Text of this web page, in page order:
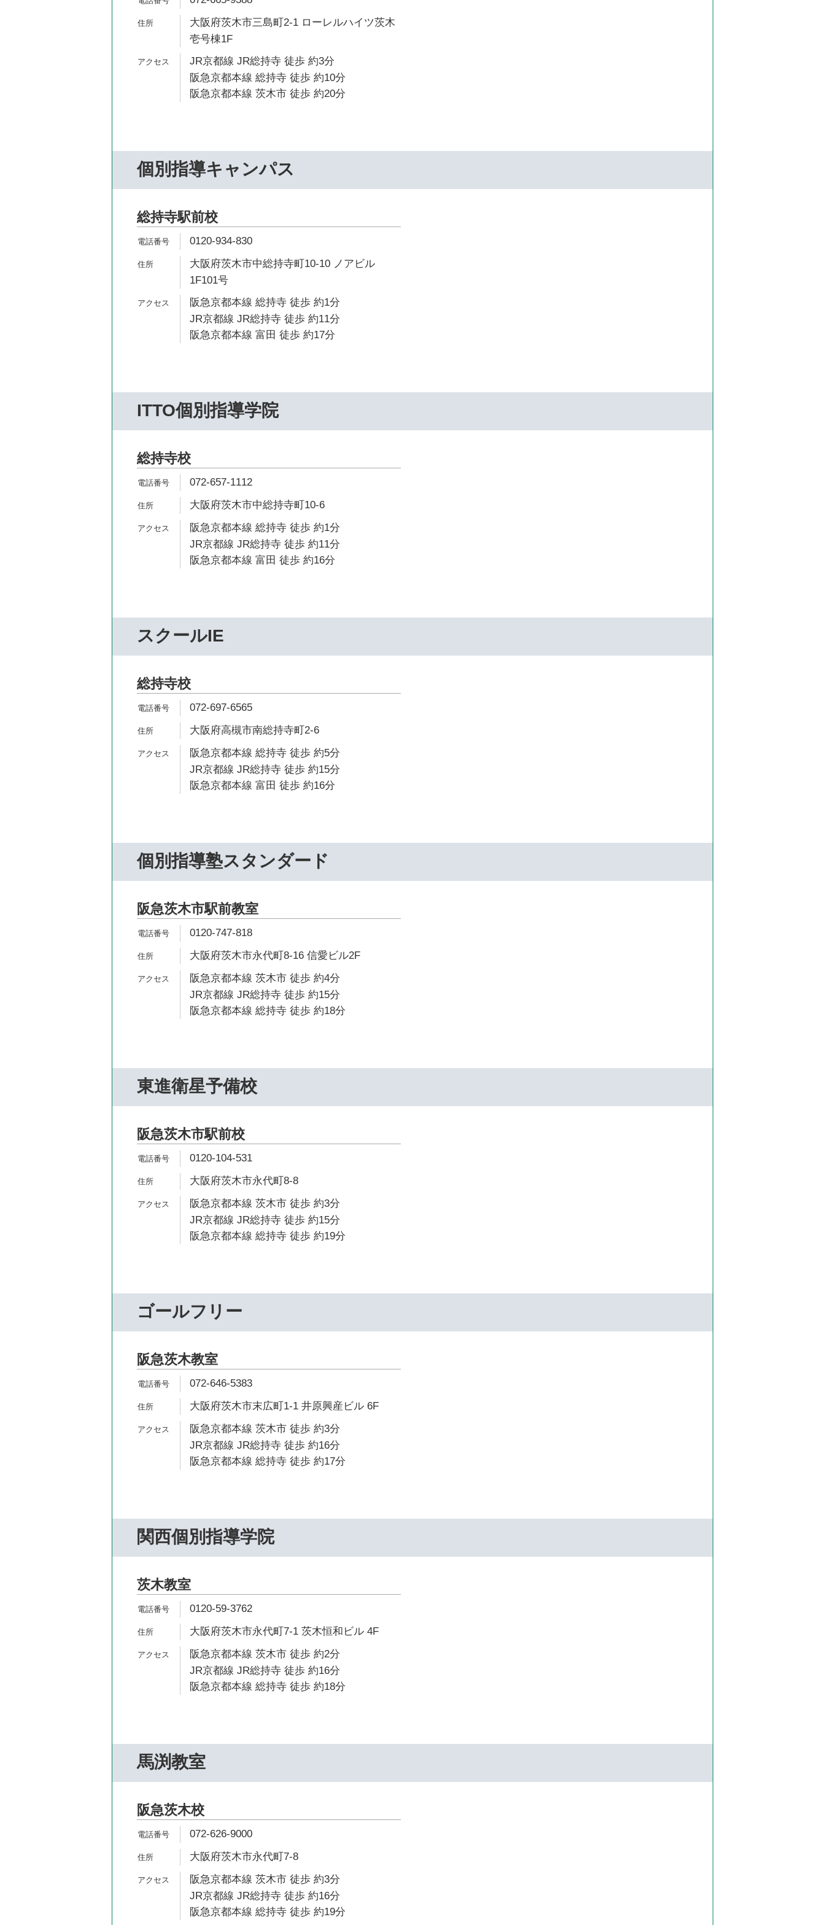
大阪府茨木市三島町2-1 ローレルハイツ茨木
壱号棟1F
JR京都線 JR総持寺 徒歩 約3分
阪急京都本線 総持寺 徒歩 約10分
阪急京都本線 茨木市 徒歩 約20分
個別指導キャンパス
総持寺駅前校
0120-934-830
大阪府茨木市中総持寺町10-10 ノアビル
1F101号
阪急京都本線 総持寺 徒歩 約1分
JR京都線 JR総持寺 徒歩 約11分
阪急京都本線 富田 徒歩 約17分
ITTO個別指導学院
総持寺校
072-657-1112
大阪府茨木市中総持寺町10-6
阪急京都本線 総持寺 徒歩 約1分
JR京都線 JR総持寺 徒歩 約11分
阪急京都本線 富田 徒歩 約16分
スクールIE
総持寺校
072-697-6565
大阪府高槻市南総持寺町2-6
阪急京都本線 総持寺 徒歩 約5分
JR京都線 JR総持寺 徒歩 約15分
阪急京都本線 富田 徒歩 約16分
個別指導塾スタンダード
阪急茨木市駅前教室
0120-747-818
大阪府茨木市永代町8-16 信愛ビル2F
阪急京都本線 茨木市 徒歩 約4分
JR京都線 JR総持寺 徒歩 約15分
阪急京都本線 総持寺 徒歩 約18分
東進衛星予備校
阪急茨木市駅前校
0120-104-531
大阪府茨木市永代町8-8
阪急京都本線 茨木市 徒歩 約3分
JR京都線 JR総持寺 徒歩 約15分
阪急京都本線 総持寺 徒歩 約19分
ゴールフリー
阪急茨木教室
072-646-5383
大阪府茨木市末広町1-1 井原興産ビル 6F
阪急京都本線 茨木市 徒歩 約3分
JR京都線 JR総持寺 徒歩 約16分
阪急京都本線 総持寺 徒歩 約17分
関西個別指導学院
茨木教室
0120-59-3762
大阪府茨木市永代町7-1 茨木恒和ビル 4F
阪急京都本線 茨木市 徒歩 約2分
JR京都線 JR総持寺 徒歩 約16分
阪急京都本線 総持寺 徒歩 約18分
馬渕教室
阪急茨木校
072-626-9000
大阪府茨木市永代町7-8
阪急京都本線 茨木市 徒歩 約3分
JR京都線 JR総持寺 徒歩 約16分
阪急京都本線 総持寺 徒歩 約19分